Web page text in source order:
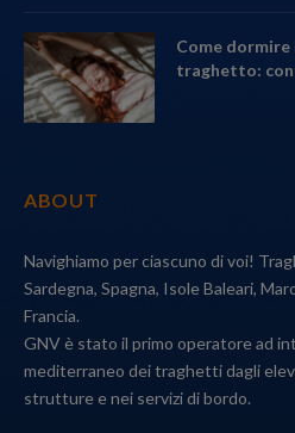
Come dormire
traghetto:
ABOUT
Navighiamo per ciascuno di voi!
Sardegna, Spagna, Isole Baleari,
Francia.
GNV è stato il primo operatore ad
mediterraneo dei traghetti dagli
strutture e nei servizi di bordo.